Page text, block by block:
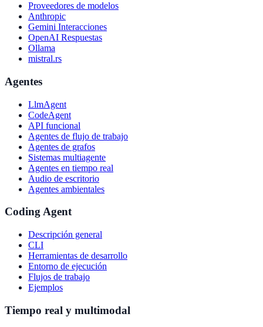
Proveedores de modelos
Anthropic
Gemini Interacciones
OpenAI Respuestas
Ollama
mistral.rs
Agentes
LlmAgent
CodeAgent
API funcional
Agentes de flujo de trabajo
Agentes de grafos
Sistemas multiagente
Agentes en tiempo real
Audio de escritorio
Agentes ambientales
Coding Agent
Descripción general
CLI
Herramientas de desarrollo
Entorno de ejecución
Flujos de trabajo
Ejemplos
Tiempo real y multimodal